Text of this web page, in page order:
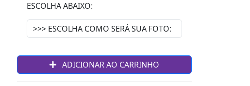
ESCOLHA ABAIXO:
ADICIONAR AO CARRINHO